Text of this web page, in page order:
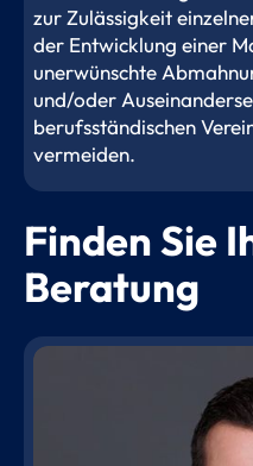
zur Zulässigkeit
der Entwicklung einer
unerwünschte
und/oder
berufsständischen
vermeiden.
Finden Sie
Beratung